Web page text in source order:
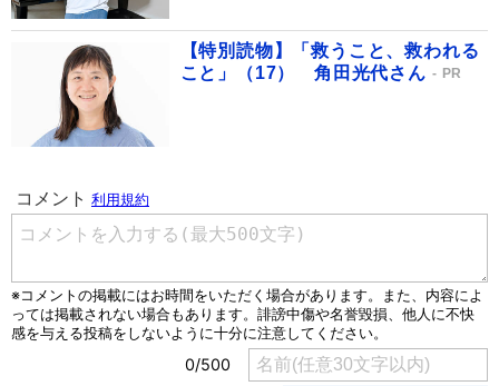
【特別読物】「救うこと、救われる
こと」（17） 角田光代さん
PR